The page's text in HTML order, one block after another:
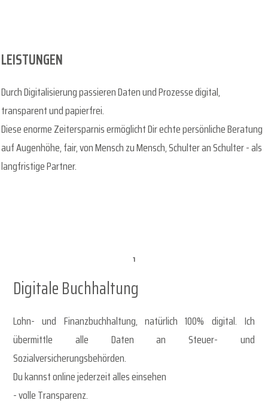
LEISTUNGEN
Durch Digitalisierung passieren Daten und Prozesse digital,
transparent und papierfrei.
Diese enorme Zeitersparnis ermöglicht Dir echte persönliche Beratung
auf Augenhöhe, fair, von Mensch zu Mensch, Schulter an Schulter - als
langfristige Partner.
Digitale Buchhaltung
Lohn- und Finanzbuchhaltung, natürlich 100% digital. Ich
übermittle alle Daten an Steuer- und
Sozialversicherungsbehörden.
Du kannst online jederzeit alles einsehen
- volle Transparenz.